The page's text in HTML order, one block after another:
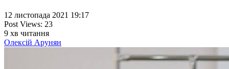
12 листопада 2021 19:17
Post Views: 23
9 хв читання
Олексій Арунян